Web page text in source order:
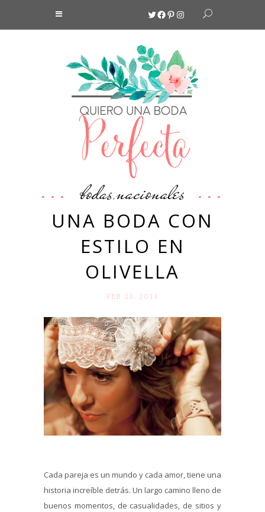
Twitter
Facebook
Pinterest
Instagram
bodas,nacionales
UNA BODA CON
ESTILO EN
OLIVELLA
FEB 13. 2013
Cada pareja es un mundo y cada amor, tiene una
historia increíble detrás. Un largo camino lleno de
buenos momentos, de casualidades, de sitios y